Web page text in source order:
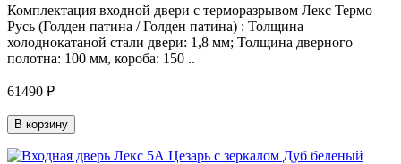
Комплектация входной двери с терморазрывом Лекс Термо
Русь (Голден патина / Голден патина) : Толщина
холоднокатаной стали двери: 1,8 мм; Толщина дверного
полотна: 100 мм, короба: 150 ..
61490 ₽
В корзину